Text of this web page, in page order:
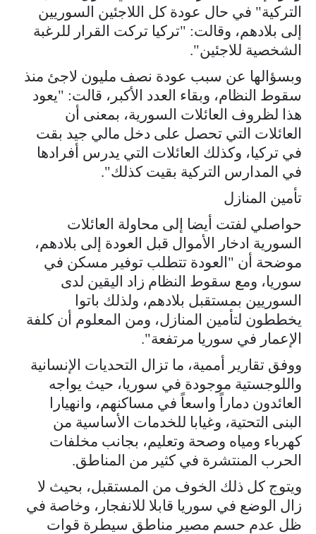
التركية" في حال عودة كل اللاجئين السوريين
إلى بلادهم، وقالت: "تركيا تركت القرار للرغبة
الشخصية للاجئين".
وبسؤالها عن سبب عودة نصف مليون لاجئ منذ
سقوط النظام، وبقاء العدد الأكبر، قالت: "يعود
هذا لظروف العائلات السورية، بمعنى أن
العائلات التي تحصل على دخل مالي جيد بقت
في تركيا، وكذلك العائلات التي يدرس أفرادها
في المدارس التركية بقيت كذلك".
تأمين المنازل
حواصلي لفتت أيضا إلى محاولة العائلات
السورية ادخار الأموال قبل العودة إلى بلادهم،
موضحة أن "العودة تتطلب توفير مسكن في
سوريا، ومع سقوط النظام زاد اليقين لدى
السوريين بمستقبل بلادهم، ولذلك باتوا
يخططون لتأمين المنازل، ومن المعلوم أن كلفة
الإعمار في سوريا مرتفعة".
ووفق تقارير أممية، ما تزال التحديات الإنسانية
واللوجستية موجودة في سوريا، حيث يواجه
العائدون دماراً واسعاً في مساكنهم، وانهيارا
البنى التحتية، وغيابا للخدمات الأساسية من
كهرباء ومياه وصحة وتعليم، بجانب مخلفات
الحرب المنتشرة في كثير من المناطق.
ويتوج كل ذلك الخوف من المستقبل، بحيث لا
زال الوضع في سوريا قابلا للانفجار، وخاصة في
ظل عدم حسم مصير مناطق سيطرة قوات